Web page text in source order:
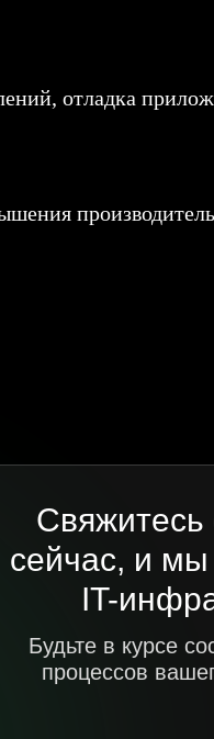
отладка
сейчас, и
IT-
Будьте в курсе
процессов